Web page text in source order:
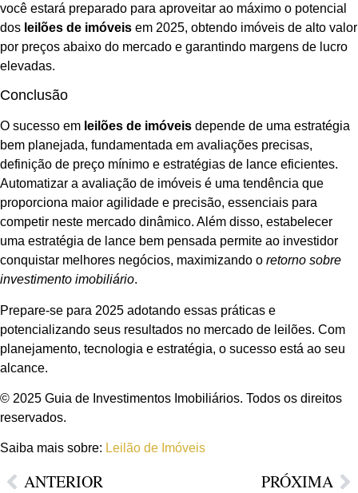
você estará preparado para aproveitar ao máximo o potencial
dos leilões de imóveis em 2025, obtendo imóveis de alto valor
por preços abaixo do mercado e garantindo margens de lucro
elevadas.
Conclusão
O sucesso em leilões de imóveis depende de uma estratégia
bem planejada, fundamentada em avaliações precisas,
definição de preço mínimo e estratégias de lance eficientes.
Automatizar a avaliação de imóveis é uma tendência que
proporciona maior agilidade e precisão, essenciais para
competir neste mercado dinâmico. Além disso, estabelecer
uma estratégia de lance bem pensada permite ao investidor
conquistar melhores negócios, maximizando o retorno sobre
investimento imobiliário.
Prepare-se para 2025 adotando essas práticas e
potencializando seus resultados no mercado de leilões. Com
planejamento, tecnologia e estratégia, o sucesso está ao seu
alcance.
© 2025 Guia de Investimentos Imobiliários. Todos os direitos
reservados.
Saiba mais sobre: Leilão de Imóveis
ANTERIOR PRÓXIMA